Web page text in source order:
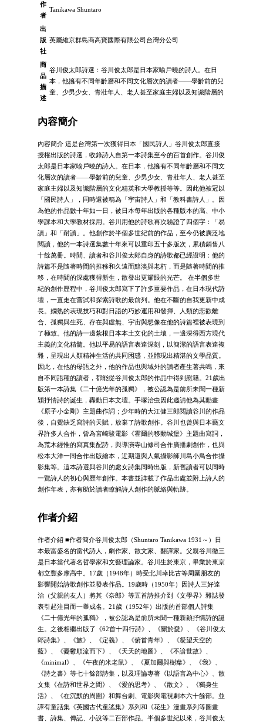
作
者
Tanikawa Shuntaro
出
版
社
英屬維京群島商高寶國際有限公司台灣分公司
商
品
描
述
谷川俊太郎詩選：谷川俊太郎是日本家喻戶曉的詩人。在日
本，他擁有不同年齡層和不同文化層次的讀者――學齡前的兒
童、少男少女、青壯年人、老人甚至家庭主婦以及知識階層的
內容簡介
內容簡介 這是台灣第一次獲得日本「國民詩人」谷川俊太郎直接
授權出版的詩選，收錄詩人自第一本詩集至今的百首創作。谷川俊
太郎是日本家喻戶曉的詩人。在日本，他擁有不同年齡層和不同文
化層次的讀者――學齡前的兒童、少男少女、青壯年人、老人甚至
家庭主婦以及知識階層的文化精英和大學教授等等。因此他被冠以
「國民詩人」，同時還被稱為「宇宙詩人」和「教科書詩人」。因
為他的作品數十年如一日，被日本每年出版的各種版本的高、中小
學課本和大學教材採用。谷川用他的詩歌再次驗證了四個字：「易
讀」和「耐讀」。他創作於半個多世紀前的作品，至今仍被廣泛地
閱讀，他的一本詩選集數十年來可以重印五十多版次，累積銷售八
十餘萬冊。時間、讀者和谷川俊太郎自身的詩歌都已經證明：他的
詩篇不是隨著時間的推移和久遠而黯淡與老朽，而是隨著時間的推
移，在時間的深處獲得新生，散發出更耀眼的光芒。 在半個多世
紀的創作歷程中，谷川俊太郎寫下了許多重要作品，在日本現代詩
壇，一直走在嘗試和探索詩歌的最前列。他在不斷的自我更新中成
長。嫺熟的表現技巧和對日語的巧妙運用和發揮、人類的悲歡離
合、孤獨與生死、存在與虛無、宇宙與想像在他的詩篇裡被表現到
了極致。他的詩一邊紮根日本本土文化的土壤，一邊深得西方現代
主義的文化精髓。他以平易的語言表達深刻，以簡潔的語言表達複
雜，呈現出人類精神生活的共同困惑，並體現出精湛的文學品質。
因此，在他的母語之外，他的作品也與域外的讀者產生著共鳴，來
自不同語種的讀者，都能從谷川俊太郎的作品中得到慰籍。21歲出
版第一本詩集《二十億光年的孤獨》，被公認為是前所未聞一種新
穎抒情詩的誕生，轟動日本文壇。手塚治虫因此邀請他為其動畫
《原子小金剛》主題曲作詞；少年時的大江健三郎閱讀谷川的作品
後，自覺缺乏寫詩的天賦，放棄了詩歌創作。谷川也曾與日本藝文
界許多人合作，曾為宮崎駿電影《霍爾的移動城堡》主題曲寫詞，
為荒木經惟的寫真集配詩，與導演寺山修司合作廣播劇創作，也與
松本大洋一同合作出版繪本，近期還與人氣攝影師川島小鳥合作攝
影集等。這本詩選與谷川的處女詩集同時出版，新舊讀者可以同時
一覽詩人的初心與歷年創作。本書並詳載了作品出處並附上詩人的
創作年表，亦有助於讀者瞭解詩人創作的脈絡與軌跡。
作者介紹
作者介紹 ■作者簡介谷川俊太郎（Shuntaro Tanikawa 1931～）日
本最富盛名的當代詩人，劇作家、散文家、翻譯家。父親谷川徹三
是日本當代著名哲學家和文藝理論家。谷川生於東京，畢業於東京
都立豐多摩高中。17歲（1948年）時受北川幸比古等周圍朋友的
影響開始詩歌創作並發表作品。19歲時（1950年）因詩人三好達
治（父親的友人）將其《奈郎》等五首詩推介到《文學界》雜誌發
表引起注目而一舉成名。21歲（1952年）出版的首部個人詩集
《二十億光年的孤獨》，被公認為是前所未聞一種新穎抒情詩的誕
生。之後相繼出版了《62首十四行詩》、《關於愛》、《谷川俊太
郎詩集》、《旅》、《定義》、《俯首青年》、《凝望天空的
藍》、《憂鬱順流而下》、《天天的地圖》、《不諳世故》、
《minimal》、《午夜的米老鼠》、《夏加爾與樹葉》、《我》、
《詩之書》等七十餘部詩集，以及理論專著《以語言為中心》、散
文集《在詩和世界之間》、《愛的思考》、《散文》、《獨身生
活》、《在沉默的周圍》和舞台劇、電影與電視劇本六十餘部。並
譯有童話集《英國古代童謠集》系列和《花生》漫畫系列等圖畫
書、詩集、傳記、小說等二百部作品。半個多世紀以來，谷川俊太